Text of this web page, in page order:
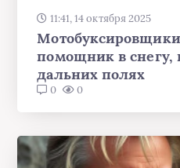
11:41, 14 октября 2025
помощник в снегу,
дальних полях
0 0